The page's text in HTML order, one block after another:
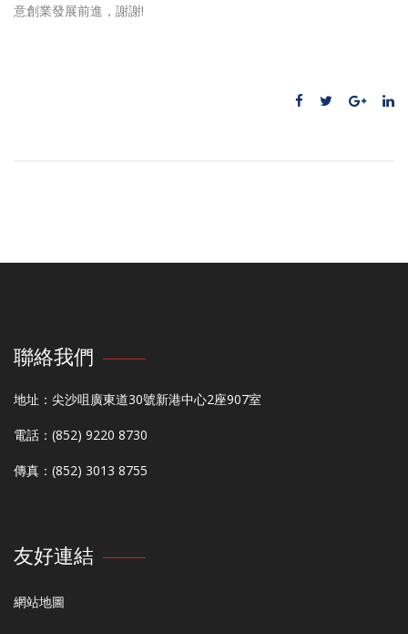
意創業發展前進，謝謝!
聯絡我們
地址：尖沙咀廣東道30號新港中心2座907室
電話：(852) 9220 8730
傳真：(852) 3013 8755
友好連結
網站地圖